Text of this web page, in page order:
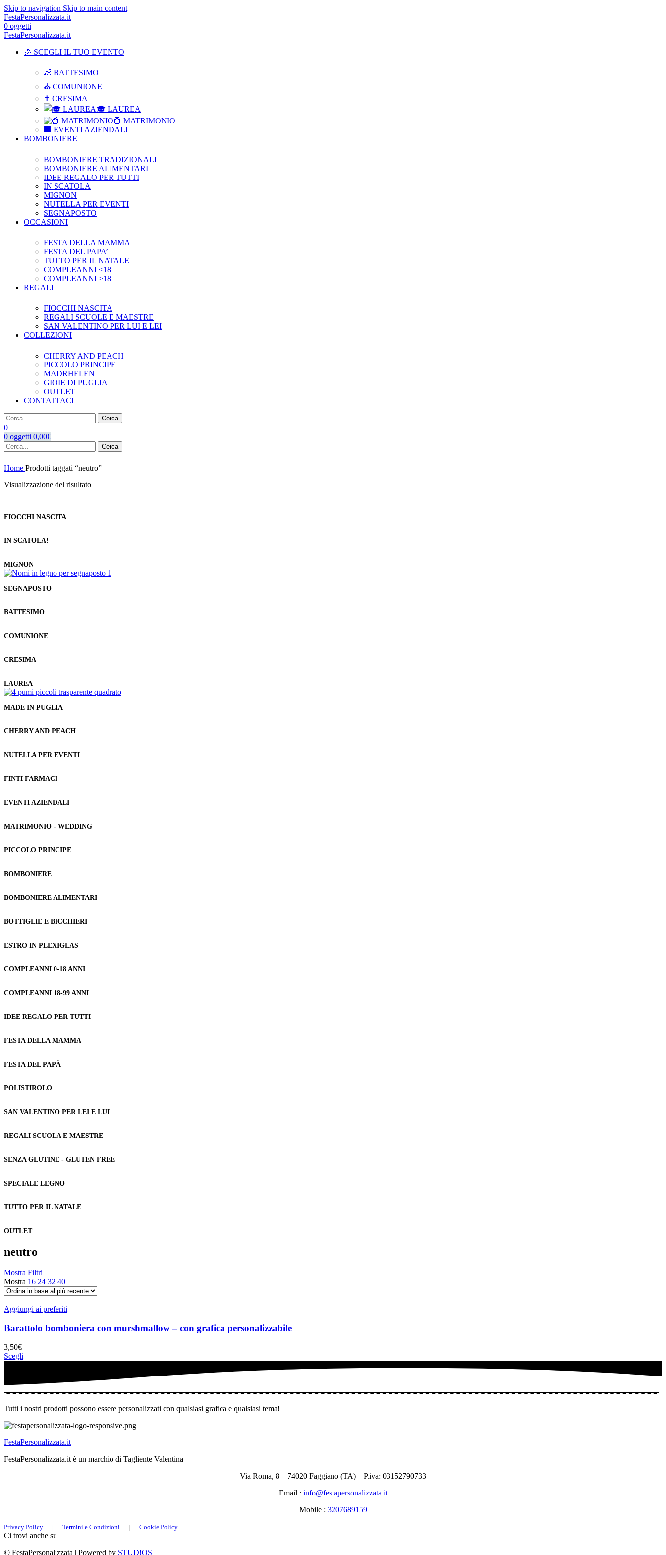
Skip to navigation Skip to main content
FestaPersonalizzata.it
0 oggetti
FestaPersonalizzata.it
🎉 SCEGLI IL TUO EVENTO
👶 BATTESIMO
⛪ COMUNIONE
✝ CRESIMA
🎓 LAUREA
💍 MATRIMONIO
🏢 EVENTI AZIENDALI
BOMBONIERE
BOMBONIERE TRADIZIONALI
BOMBONIERE ALIMENTARI
IDEE REGALO PER TUTTI
IN SCATOLA
MIGNON
NUTELLA PER EVENTI
SEGNAPOSTO
OCCASIONI
FESTA DELLA MAMMA
FESTA DEL PAPA’
TUTTO PER IL NATALE
COMPLEANNI <18
COMPLEANNI >18
REGALI
FIOCCHI NASCITA
REGALI SCUOLE E MAESTRE
SAN VALENTINO PER LUI E LEI
COLLEZIONI
CHERRY AND PEACH
PICCOLO PRINCIPE
MADRHELEN
GIOIE DI PUGLIA
OUTLET
CONTATTACI
Cerca
0
0 oggetti 0,00€
Cerca
Home Prodotti taggati “neutro”
Visualizzazione del risultato
FIOCCHI NASCITA
IN SCATOLA!
MIGNON
SEGNAPOSTO
BATTESIMO
COMUNIONE
CRESIMA
LAUREA
MADE IN PUGLIA
CHERRY AND PEACH
NUTELLA PER EVENTI
FINTI FARMACI
EVENTI AZIENDALI
MATRIMONIO - WEDDING
PICCOLO PRINCIPE
BOMBONIERE
BOMBONIERE ALIMENTARI
BOTTIGLIE E BICCHIERI
ESTRO IN PLEXIGLAS
COMPLEANNI 0-18 ANNI
COMPLEANNI 18-99 ANNI
IDEE REGALO PER TUTTI
FESTA DELLA MAMMA
FESTA DEL PAPÀ
POLISTIROLO
SAN VALENTINO PER LEI E LUI
REGALI SCUOLA E MAESTRE
SENZA GLUTINE - GLUTEN FREE
SPECIALE LEGNO
TUTTO PER IL NATALE
OUTLET
neutro
Mostra Filtri
Mostra 16 24 32 40
Aggiungi ai preferiti
Barattolo bomboniera con murshmallow – con grafica personalizzabile
3,50€
Scegli
Tutti i nostri prodotti possono essere personalizzati con qualsiasi grafica e qualsiasi tema!
FestaPersonalizzata.it
FestaPersonalizzata.it è un marchio di Tagliente Valentina
Via Roma, 8 – 74020 Faggiano (TA) – P.iva: 03152790733
Email : info@festapersonalizzata.it
Mobile : 3207689159
Privacy Policy | Termini e Condizioni | Cookie Policy
Ci trovi anche su
© FestaPersonalizzata | Powered by STUD!OS